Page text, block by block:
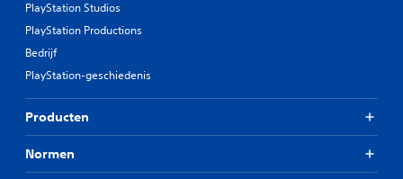
PlayStation Studios
PlayStation Productions
Bedrijf
PlayStation-geschiedenis
Producten
Normen